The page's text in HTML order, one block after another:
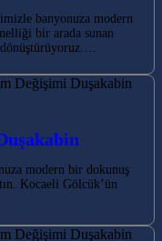
banyonuza modern
bir arada sunan
dönüştürüyoruz.…
modern bir dokunuş
Kocaeli Gölcük’ün